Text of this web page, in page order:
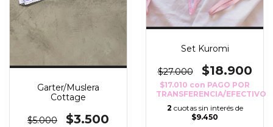
Garter/Muslera
Cottage
$5.000 $3.500
Set Kuromi
$27.000 $18.900
$17.010 con PAGO POR
TRANSFERENCIA/EFECTIVO
2 cuotas sin interés de
$9.450